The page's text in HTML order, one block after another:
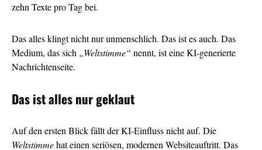
zehn Texte pro Tag bei.
Das alles klingt nicht nur unmenschlich. Das ist es auch. Das
Medium, das sich „Weltstimme“ nennt, ist eine KI-generierte
Nachrichtenseite.
Das ist alles nur geklaut
Auf den ersten Blick fällt der KI-Einfluss nicht auf. Die
Weltstimmehat einen seriösen, modernen Websiteauftritt. Das